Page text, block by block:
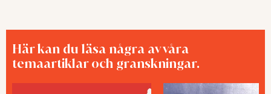
Här kan du läsa några av våra
temaartiklar och granskningar.